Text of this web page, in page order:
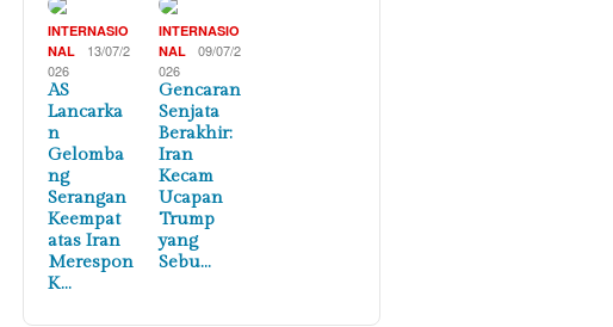
INTERNASIO
NAL
13/07/2
026
AS
Lancarka
n
Gelomba
ng
Serangan
Keempat
atas Iran
Merespon
K…
INTERNASIO
NAL
09/07/2
026
Gencaran
Senjata
Berakhir:
Iran
Kecam
Ucapan
Trump
yang
Sebu…